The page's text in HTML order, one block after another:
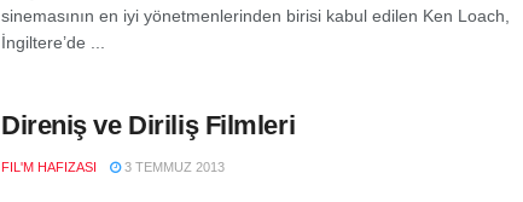
sinemasının en iyi yönetmenlerinden birisi kabul edilen Ken Loach,
İngiltere’de ...
Direniş ve Diriliş Filmleri
FIL'M HAFIZASI 3 TEMMUZ 2013